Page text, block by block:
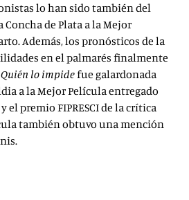
lo han sido también del
de Plata a la Mejor
Además, los pronósticos de la
en el palmarés finalmente
Quién lo impidefue galardonada
a la Mejor Película entregado
y el premio FIPRESCI de la crítica
también obtuvo una mención